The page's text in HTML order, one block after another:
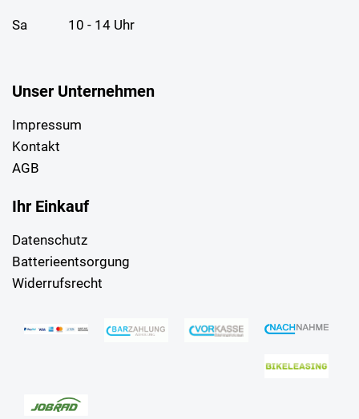
Sa 10 - 14 Uhr
Unser Unternehmen
Impressum
Kontakt
AGB
Ihr Einkauf
Datenschutz
Batterieentsorgung
Widerrufsrecht